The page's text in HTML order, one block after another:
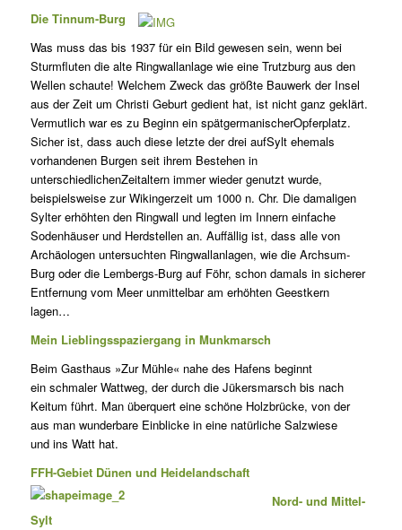
Die Tinnum-Burg
Was muss das bis 1937 für ein Bild gewesen sein, wenn bei
Sturmfluten die alte Ringwallanlage wie eine Trutzburg aus den
Wellen schaute! Welchem Zweck das größte Bauwerk der Insel
aus der Zeit um Christi Geburt gedient hat, ist nicht ganz geklärt.
Vermutlich war es zu Beginn ein spätgermanischerOpferplatz.
Sicher ist, dass auch diese letzte der drei aufSylt ehemals
vorhandenen Burgen seit ihrem Bestehen in
unterschiedlichenZeitaltern immer wieder genutzt wurde,
beispielsweise zur Wikingerzeit um 1000 n. Chr. Die damaligen
Sylter erhöhten den Ringwall und legten im Innern einfache
Sodenhäuser und Herdstellen an. Auffällig ist, dass alle von
Archäologen untersuchten Ringwallanlagen, wie die Archsum-
Burg oder die Lembergs-Burg auf Föhr, schon damals in sicherer
Entfernung vom Meer unmittelbar am erhöhten Geestkern
lagen…
Mein Lieblingsspaziergang in Munkmarsch
Beim Gasthaus »Zur Mühle« nahe des Hafens beginnt
ein schmaler Wattweg, der durch die Jükersmarsch bis nach
Keitum führt. Man überquert eine schöne Holzbrücke, von der
aus man wunderbare Einblicke in eine natürliche Salzwiese
und ins Watt hat.
FFH-Gebiet Dünen und Heidelandschaft
Nord- und Mittel-
Sylt